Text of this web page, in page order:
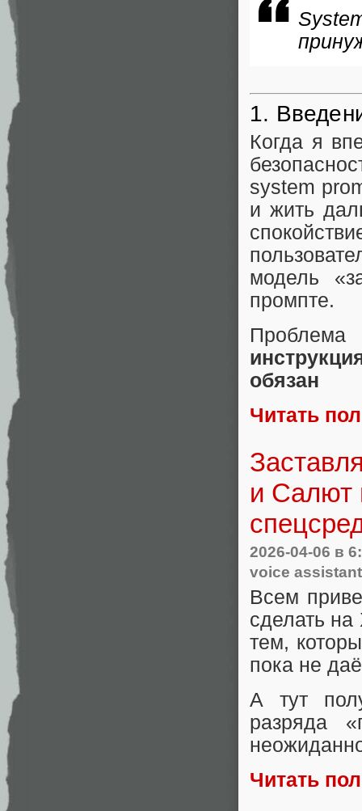
1.
Когда я
system
и жить
модель
промпте.
обязан
Читать
и Салют
2026-04-06 в
voice assistant
Всем
сделать
тем,
пока не
А тут
разряда
Читать